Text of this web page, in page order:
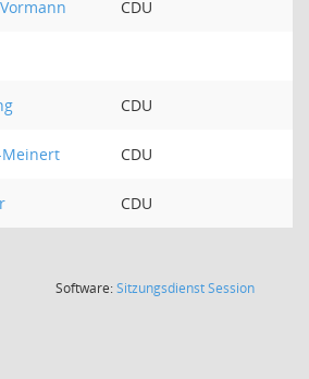
CDU
CDU
CDU
CDU
Software:SitzungsdienstSession(Wird in